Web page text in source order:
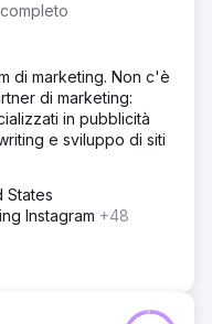
di marketing. Non c'è
di marketing:
in pubblicità
e sviluppo di siti
States
Instagram +48